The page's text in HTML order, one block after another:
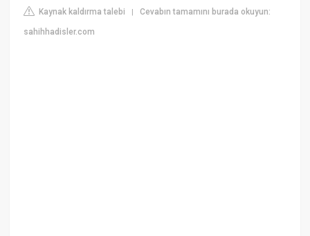
Kaynak kaldırma talebi |Cevabın tamamını burada okuyun:
sahihhadisler.com